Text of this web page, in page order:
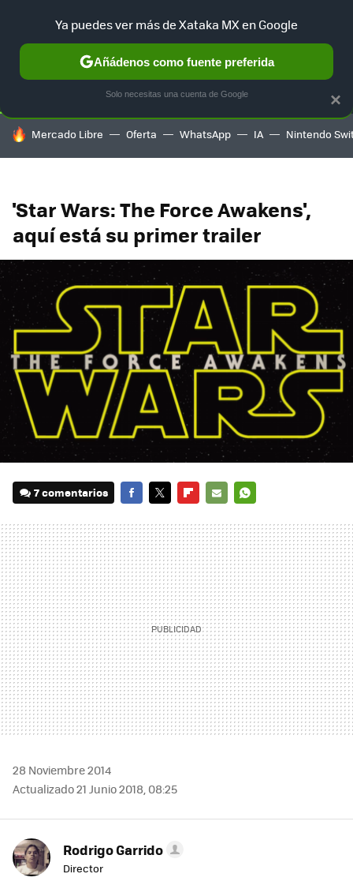
SELECCIÓN GAMING HOME AUTO TERRITORIO
HOY SE HABLA DE
Mercado Libre Oferta WhatsApp IA Nintendo
'Star Wars: The Force Awakens',
aquí está su primer trailer
7 comentarios
MAIL
28 Noviembre 2014
Actualizado 21 Junio 2018, 08:25
Rodrigo Garrido
Director
×
Ya puedes ver más de Xataka MX en Google
Añádenos como fuente preferida
Solo necesitas una cuenta de Google